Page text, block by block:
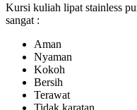
Kursi kuliah lipat stainless
sangat :
Aman
Nyaman
Kokoh
Bersih
Terawat
Tidak karatan